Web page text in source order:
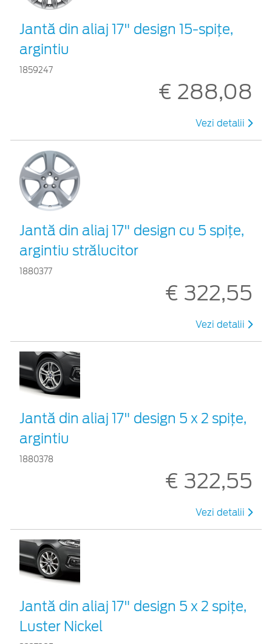
Jantă din aliaj 17" design 15-spiţe,
argintiu
1859247
€ 288,08
Vezi detalii
Jantă din aliaj 17" design cu 5 spiţe,
argintiu strălucitor
1880377
€ 322,55
Vezi detalii
Jantă din aliaj 17" design 5 x 2 spiţe,
argintiu
1880378
€ 322,55
Vezi detalii
Jantă din aliaj 17" design 5 x 2 spițe,
Luster Nickel